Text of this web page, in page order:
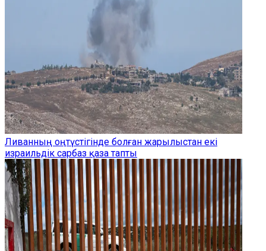
Ливанның оңтүстігінде болған жарылыстан екі
израильдік сарбаз қаза тапты